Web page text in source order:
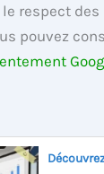
respect des
pouvez